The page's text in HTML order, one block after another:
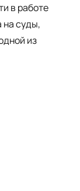
в работе
на суды,
из